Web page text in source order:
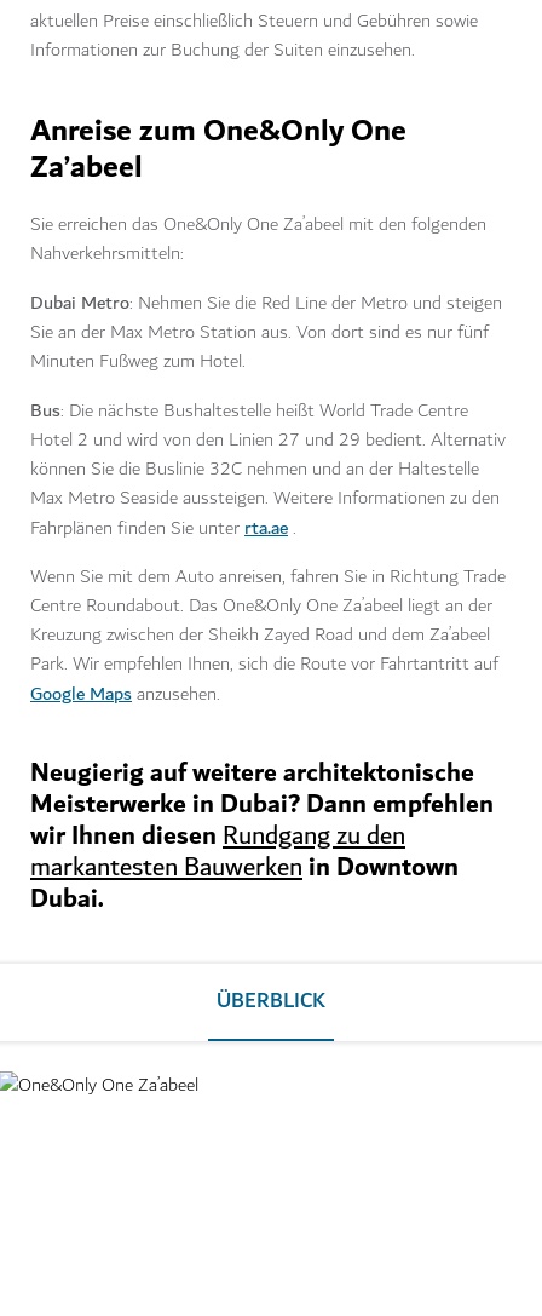
aktuellen Preise einschließlich Steuern und Gebühren sowie
Informationen zur Buchung der Suiten einzusehen.
Anreise zum One&Only One
Za’abeel
Sie erreichen das One&Only One Za’abeel mit den folgenden
Nahverkehrsmitteln:
Dubai Metro: Nehmen Sie die Red Line der Metro und steigen
Sie an der Max Metro Station aus. Von dort sind es nur fünf
Minuten Fußweg zum Hotel.
Bus: Die nächste Bushaltestelle heißt World Trade Centre
Hotel 2 und wird von den Linien 27 und 29 bedient. Alternativ
können Sie die Buslinie 32C nehmen und an der Haltestelle
Max Metro Seaside aussteigen. Weitere Informationen zu den
Fahrplänen finden Sie unterrta.ae.
Wenn Sie mit dem Auto anreisen, fahren Sie in Richtung Trade
Centre Roundabout. Das One&Only One Za’abeel liegt an der
Kreuzung zwischen der Sheikh Zayed Road und dem Za’abeel
Park. Wir empfehlen Ihnen, sich die Route vor Fahrtantritt auf
Google Mapsanzusehen.
Neugierig auf weitere architektonische
Meisterwerke in Dubai? Dann empfehlen
wir Ihnen diesenRundgang zu den
markantesten Bauwerkenin Downtown
Dubai.
ÜBERBLICK